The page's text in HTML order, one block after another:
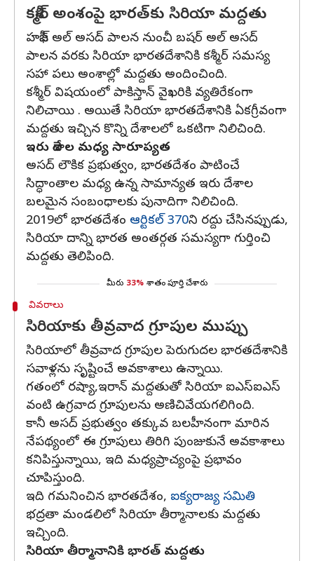
కశ్మీర్‌ అంశంపై భారత్‌కు సిరియా మద్దతు
హఫీజ్ అల్ అసద్ పాలన నుంచీ బషర్ అల్ అసద్
పాలన వరకు సిరియా భారతదేశానికి కశ్మీర్ సమస్య
సహా పలు అంశాల్లో మద్దతు అందించింది.
కశ్మీర్ విషయంలో పాకిస్తాన్ వైఖరికి వ్యతిరేకంగా
నిలిచాయి . అయితే సిరియా భారతదేశానికి ఏకగ్రీవంగా
మద్దతు ఇచ్చిన కొన్ని దేశాలలో ఒకటిగా నిలిచింది.
ఇరు దేశాల మధ్య సారూప్యత
అసద్ లౌకిక ప్రభుత్వం, భారతదేశం పాటించే
సిద్ధాంతాల మధ్య ఉన్న సామాన్యత ఇరు దేశాల
బలమైన సంబంధాలకు పునాదిగా నిలిచింది.
2019లో భారతదేశం ఆర్టికల్ 370ని రద్దు చేసినప్పుడు,
సిరియా దాన్ని భారత అంతర్గత సమస్యగా గుర్తించి
మద్దతు తెలిపింది.
మీరు 33% శాతం పూర్తి చేశారు
వివరాలు
సిరియాకు తీవ్రవాద గ్రూపుల ముప్పు
సిరియాలో తీవ్రవాద గ్రూపుల పెరుగుదల భారతదేశానికి
సవాళ్లను సృష్టించే అవకాశాలు ఉన్నాయి.
గతంలో రష్యా,ఇరాన్ మద్దతుతో సిరియా ఐఎస్‌ఐఎస్
వంటి ఉగ్రవాద గ్రూపులను అణిచివేయగలిగింది.
కానీ అసద్ ప్రభుత్వం తక్కువ బలహీనంగా మారిన
నేపథ్యంలో ఈ గ్రూపులు తిరిగి పుంజుకునే అవకాశాలు
కనిపిస్తున్నాయి, ఇది మధ్యప్రాచ్యంపై ప్రభావం
చూపిస్తుంది.
ఇది గమనించిన భారతదేశం, ఐక్యరాజ్య సమితి
భద్రతా మండలిలో సిరియా తీర్మానాలకు మద్దతు
ఇచ్చింది.
సిరియా తీర్మానానికి భారత్‌ మద్దతు